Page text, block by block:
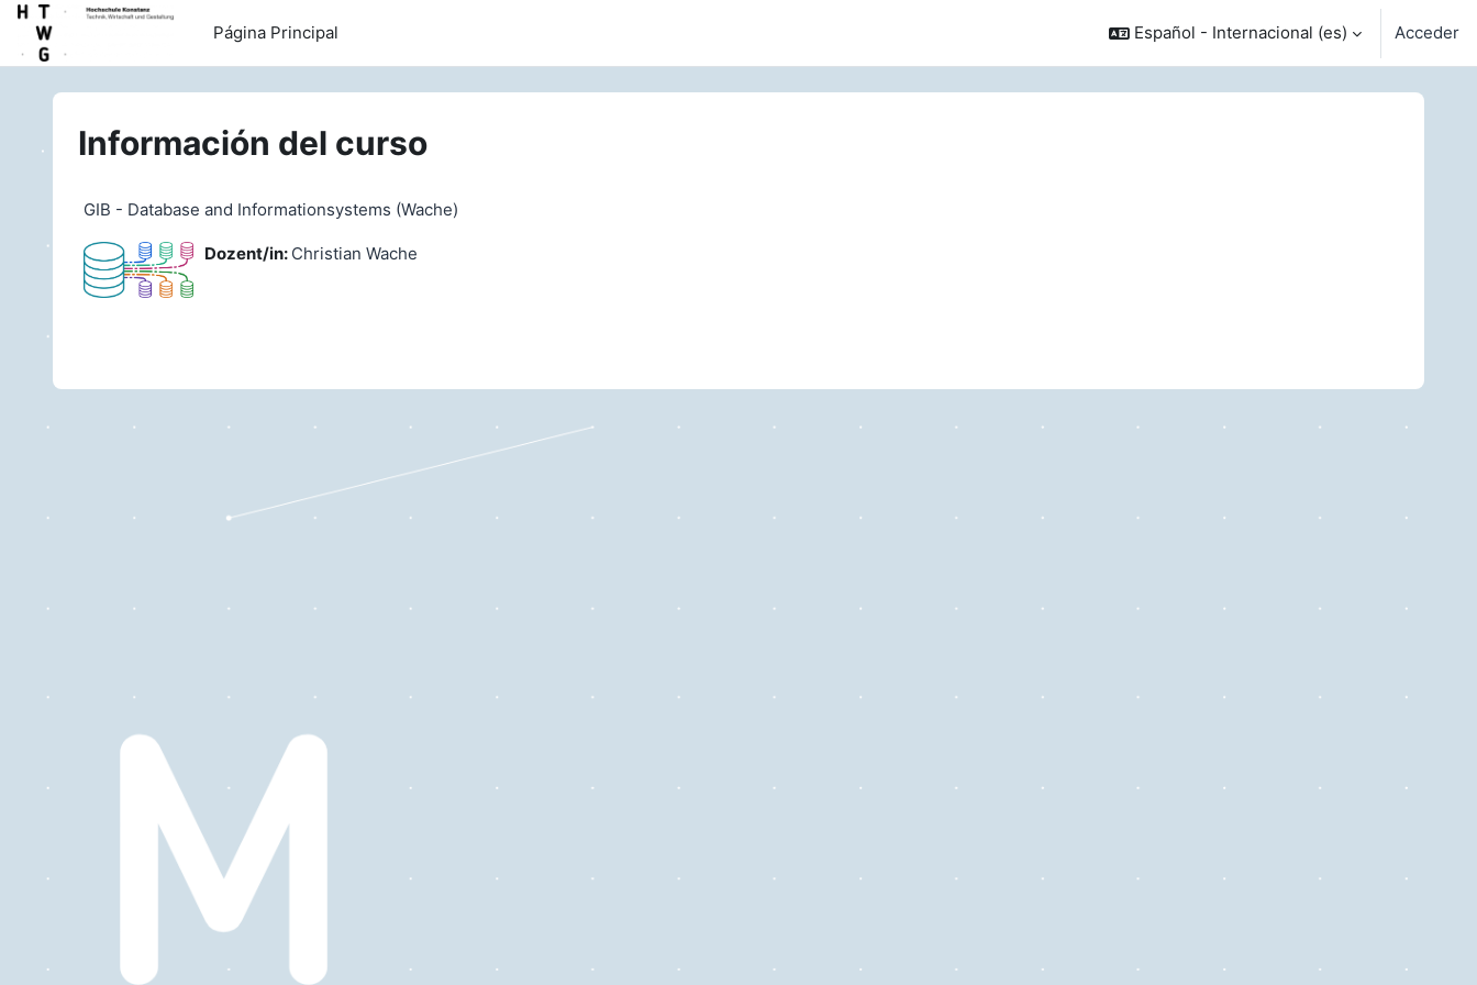
Salta al contenido principal
Página Principal
Español - Internacional ‎(es)‎ Acceder
Información del curso
GIB - Database and Informationsystems (Wache)
Dozent/in: Christian Wache